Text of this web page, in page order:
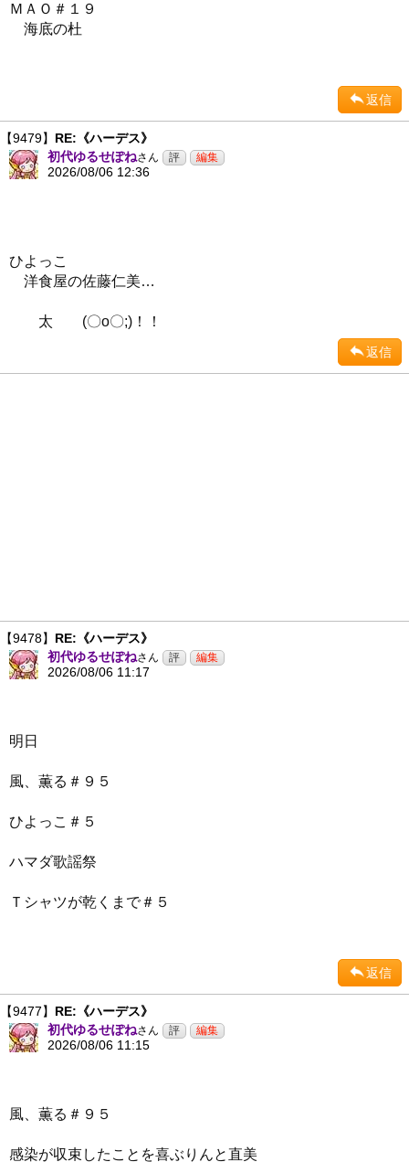
ＭＡＯ＃１９
海底の杜
返信
【9479】 RE:《ハーデス》
初代ゆるせぽねさん
2026/08/06 12:36
ひよっこ
洋食屋の佐藤仁美…
太 (〇o〇;)！！
返信
【9478】 RE:《ハーデス》
初代ゆるせぽねさん
2026/08/06 11:17
明日
風、薫る＃９５
ひよっこ＃５
ハマダ歌謡祭
Ｔシャツが乾くまで＃５
返信
【9477】 RE:《ハーデス》
初代ゆるせぽねさん
2026/08/06 11:15
風、薫る＃９５
感染が収束したことを喜ぶりんと直美